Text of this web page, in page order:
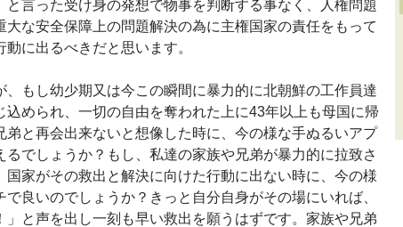
と言った受け身の発想で物事を判断する事なく、人権問題
大な安全保障上の問題解決の為に主権国家の責任をもって
に出るべきだと思います。
もし幼少期又は今この瞬間に暴力的に北朝鮮の工作員達
込められ、一切の自由を奪われた上に43年以上も母国に帰
弟と再会出来ないと想像した時に、今の様な手ぬるいアプ
るでしょうか？もし、私達の家族や兄弟が暴力的に拉致さ
国家がその救出と解決に向けた行動に出ない時に、今の様
で良いのでしょうか？きっと自分自身がその場にいれば、
」と声を出し一刻も早い救出を願うはずです。家族や兄弟